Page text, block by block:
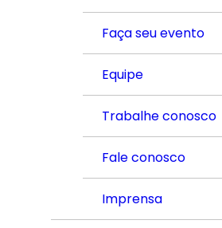
Faça seu evento
Equipe
Trabalhe conosco
Fale conosco
Imprensa